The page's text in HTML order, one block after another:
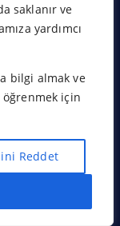
saklanır ve
yardımcı
bilgi almak ve
öğrenmek için
Reddet